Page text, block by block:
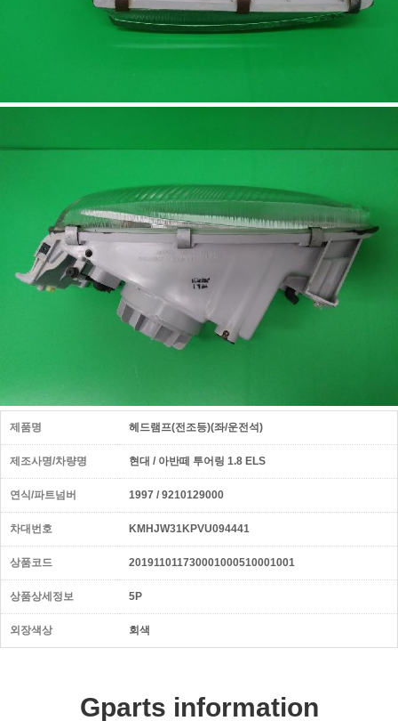
제품명 헤드램프(전조등)(좌/운전석)
제조사명/차량명 현대 / 아반떼 투어링 1.8 ELS
연식/파트넘버 1997 / 9210129000
차대번호 KMHJW31KPVU094441
상품코드 201911011730001000510001001
상품상세정보 5P
외장색상 회색
Gparts information